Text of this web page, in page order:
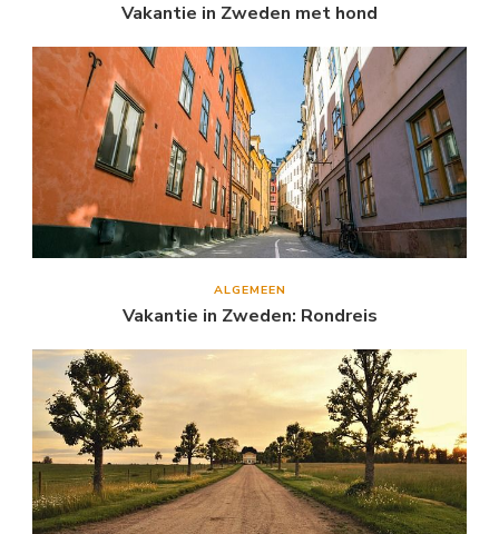
Vakantie in Zweden met hond
ALGEMEEN
Vakantie in Zweden: Rondreis